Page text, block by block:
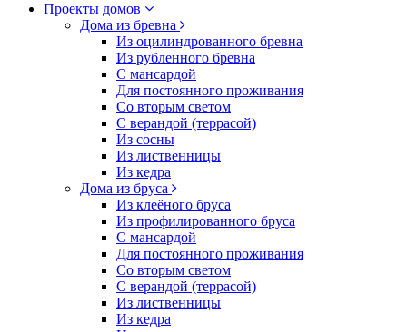
Проекты домов
Дома из бревна
Из оцилиндрованного бревна
Из рубленного бревна
С мансардой
Для постоянного проживания
Со вторым светом
С верандой (террасой)
Из сосны
Из лиственницы
Из кедра
Дома из бруса
Из клеёного бруса
Из профилированного бруса
С мансардой
Для постоянного проживания
Со вторым светом
С верандой (террасой)
Из лиственницы
Из кедра